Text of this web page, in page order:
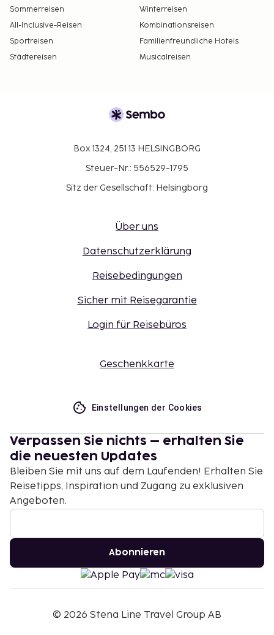
Sommerreisen
Winterreisen
All-Inclusive-Reisen
Kombinationsreisen
Sportreisen
Familienfreundliche Hotels
Städtereisen
Musicalreisen
Box 1324, 251 13 HELSINGBORG
Steuer-Nr.: 556529-1795
Sitz der Gesellschaft: Helsingborg
Über uns
Datenschutzerklärung
Reisebedingungen
Sicher mit Reisegarantie
Login für Reisebüros
Geschenkkarte
Einstellungen der Cookies
Verpassen Sie nichts – erhalten Sie
die neuesten Updates
Bleiben Sie mit uns auf dem Laufenden! Erhalten Sie
Reisetipps, Inspiration und Zugang zu exklusiven
Angeboten.
Abonnieren
© 2026 Stena Line Travel Group AB